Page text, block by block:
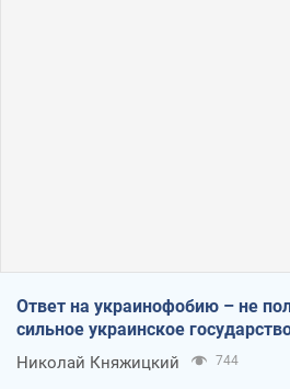
Ответ на украинофобию – не
сильное украинское
Николай Княжицкий 744